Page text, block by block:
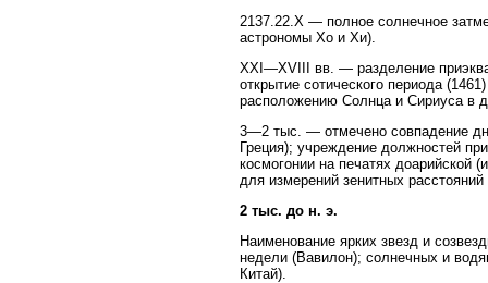
2137.22.Х — полное солнечное
астрономы Хо и Хи).
XXI—XVIII вв. — разделение
открытие сотического периода
расположению Солнца и Сириуса в
3—2 тыс. — отмечено совпадение
Греция); учреждение должностей
космогонии на печатях доарийской
для измерений зенитных
2 тыс. до н. э.
Наименование ярких звезд и
недели (Вавилон); солнечных и
Китай).